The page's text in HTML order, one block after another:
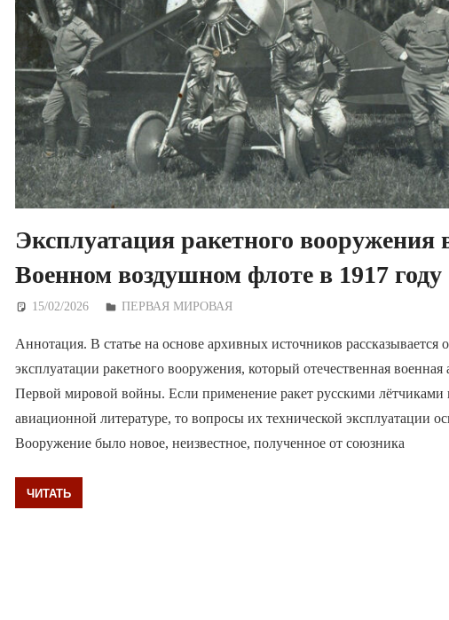
Эксплуатация ракетного вооружения
Военном воздушном флоте в 1917 году
15/02/2026 Дежурный по Редакции
ПЕРВАЯ МИРОВАЯ
Аннотация. В статье на основе архивных источников рассказывается
эксплуатации ракетного вооружения, который отечественная
Первой мировой войны. Если применение ракет русскими лётчиками
авиационной литературе, то вопросы их технической эксплуатации
Вооружение было новое, неизвестное, полученное от союзника
ЧИТАТЬ